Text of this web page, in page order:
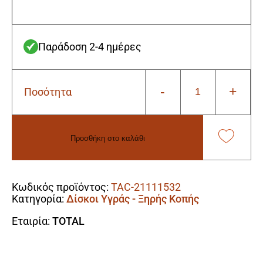
Παράδοση 2-4 ημέρες
Ποσότητα -
Total
Διαμαντόδισκοι
2
Τεμάχια
115mm
ποσότητα
+
Προσθήκη στο καλάθι
Κωδικός προϊόντος: TAC-21111532
Κατηγορία: Δίσκοι Υγράς - Ξηρής Κοπής
Εταιρία: TOTAL